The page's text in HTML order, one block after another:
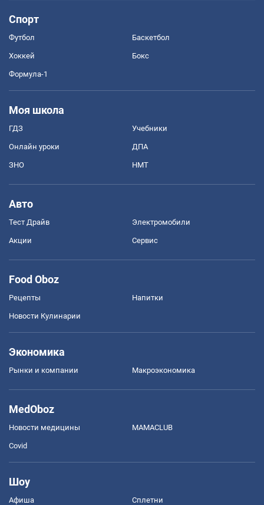
Спорт
Футбол Баскетбол
Хоккей Бокс
Формула-1
Моя школа
ГДЗ Учебники
Онлайн уроки ДПА
ЗНО НМТ
Авто
Тест Драйв Электромобили
Акции Сервис
Food Oboz
Рецепты Напитки
Новости Кулинарии
Экономика
Рынки и компании Mакроэкономика
MedOboz
Новости медицины MAMACLUB
Covid
Шоу
Афиша Сплетни